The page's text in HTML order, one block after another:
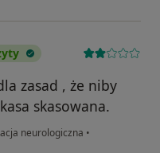
zasad , że niby
skasowana.
neurologiczna •